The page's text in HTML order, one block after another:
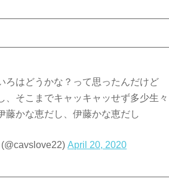
ろはどうかな？って思ったんだけど
、そこまでキャッキャッせず多少生
藤かな恵だし、伊藤かな恵だし
April 20, 2020